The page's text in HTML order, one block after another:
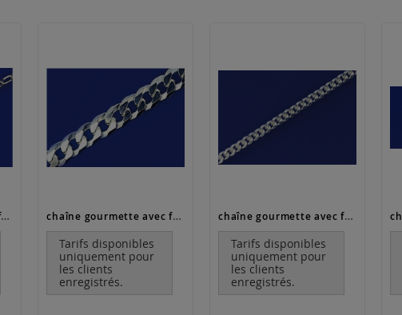
chaîne gourmette avec fermoir à mousqueton / argent 925
chaîne gourmette avec fermoir à mousqueton (ø7mm) / argent 925
Tarifs disponibles
uniquement pour
les clients
enregistrés.
chaîne gourmette avec fermoir à mousqueton (ø0.7mm) / argent 925
Tarifs disponibles
uniquement pour
les clients
enregistrés.